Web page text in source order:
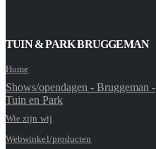
TUIN & PARK BRUGGEMAN
Home
Shows/opendagen - Bruggeman -
Tuin en Park
Wie zijn wij
Webwinkel/producten